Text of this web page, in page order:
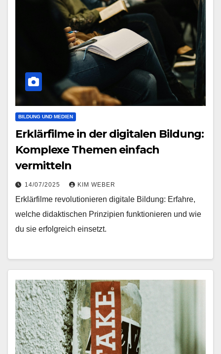
BILDUNG UND MEDIEN
Erklärfilme in der digitalen Bildung:
Komplexe Themen einfach
vermitteln
14/07/2025 KIM WEBER
Erklärfilme revolutionieren digitale Bildung: Erfahre,
welche didaktischen Prinzipien funktionieren und wie
du sie erfolgreich einsetzt.